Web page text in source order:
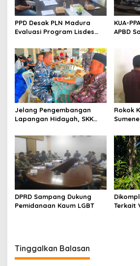
PPD Desak PLN Madura
Evaluasi Program Lisdes
KUA-
APBD
Jelang Pengembangan
Lapangan Hidayah, SKK
Perkuat Sinergi dengan
Nelayan Sampang
Rokok
DPRD Sampang Dukung
Pemidanaan Kaum LGBT
Terkait
Tinggalkan Balasan